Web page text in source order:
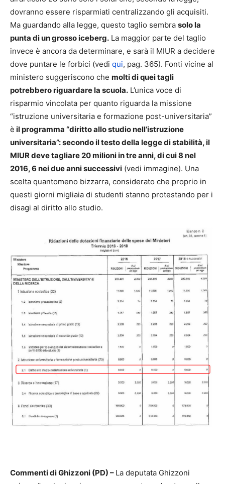
dovranno essere risparmiati centralizzando gli acquisiti.
Ma guardando alla legge, questo taglio sembra solo la
punta di un grosso iceberg. La maggior parte del taglio
invece è ancora da determinare, e sarà il MIUR a decidere
dove puntare le forbici (vedi qui, pag. 365). Fonti vicine al
ministero suggeriscono che molti di quei tagli
potrebbero riguardare la scuola. L’unica voce di
risparmio vincolata per quanto riguarda la missione
“istruzione universitaria e formazione post-universitaria”
è il programma “diritto allo studio nell’istruzione
universitaria”: secondo il testo della legge di stabilità, il
MIUR deve tagliare 20 milioni in tre anni, di cui 8 nel
2016, 6 nei due anni successivi (vedi immagine). Una
scelta quantomeno bizzarra, considerato che proprio in
questi giorni migliaia di studenti stanno protestando per i
disagi al diritto allo studio.
Commenti di Ghizzoni (PD) – La deputata Ghizzoni